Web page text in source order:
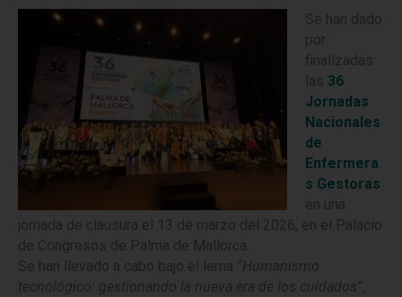
Se han dado
por
finalizadas
las 36
Jornadas
Nacionales
de
Enfermera
s Gestoras
en una
jornada de clausura el 13 de marzo del 2026, en el Palacio
de Congresos de Palma de Mallorca.
Se han llevado a cabo bajo el lema “Humanismo
tecnológico: gestionando la nueva era de los cuidados”,